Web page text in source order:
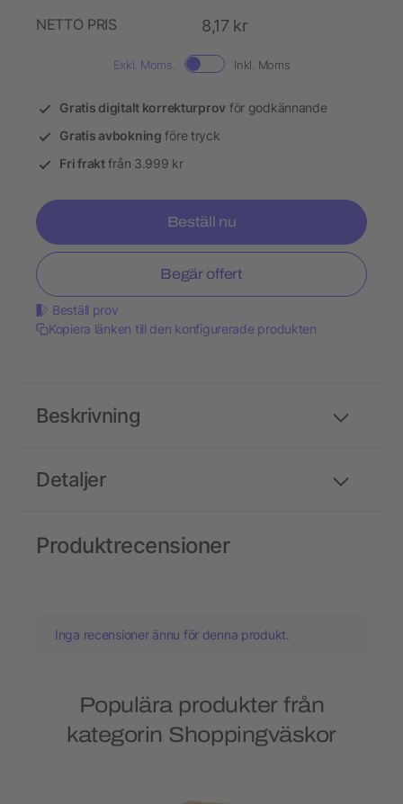
NETTO PRIS
8,17 kr
Exkl. Moms. Inkl. Moms
Gratis digitalt korrekturprov för godkännande
Gratis avbokning före tryck
Fri fraktfrån 3.999 kr
Beställ nu
Begär offert
Beställ prov
Kopiera länken till den konfigurerade produkten
Detaljer
Beskrivning
Produktrecensioner
Inga recensioner ännu för denna produkt.
Populära produkter från
kategorin Shoppingväskor